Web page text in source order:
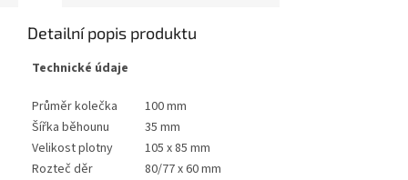
Detailní popis produktu
Technické údaje
Průměr kolečka
100 mm
Šířka běhounu
35 mm
Velikost plotny
105 x 85 mm
Rozteč děr
80/77 x 60 mm